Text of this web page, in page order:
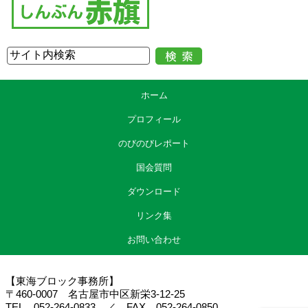
ホーム
プロフィール
のびのびレポート
国会質問
ダウンロード
リンク集
お問い合わせ
【東海ブロック事務所】
〒460-0007 名古屋市中区新栄3-12-25